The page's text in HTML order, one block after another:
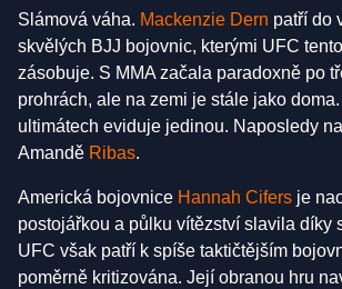
Slámová váha. Mackenzie Dern patří do
skvělých BJJ bojovnic, kterými UFC
zásobuje. S MMA začala paradoxně po
prohrách, ale na zemi je stále jako
ultimátech eviduje jedinou. Naposledy
Amandě Ribas.
Americká bojovnice Hannah Cifers je
postojářkou a půlku vítězství slavila díky
UFC však patří k spíše taktičtějším
poměrně kritizována. Její obranou hru